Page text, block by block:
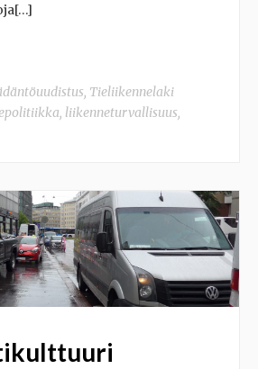
, Tieliikennelaki
, liikenneturvallisuus,